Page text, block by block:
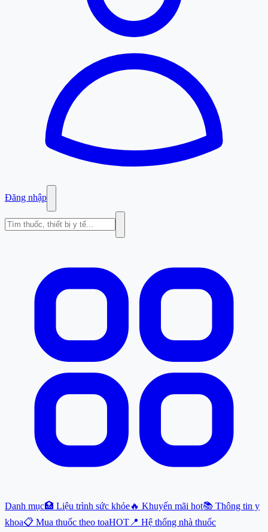
Đăng nhập
Danh mục🏥 Liệu trình sức khỏe🔥 Khuyến mãi hot📚 Thông tin y
khoa📋 Mua thuốc theo toaHOT 📍 Hệ thống nhà thuốc